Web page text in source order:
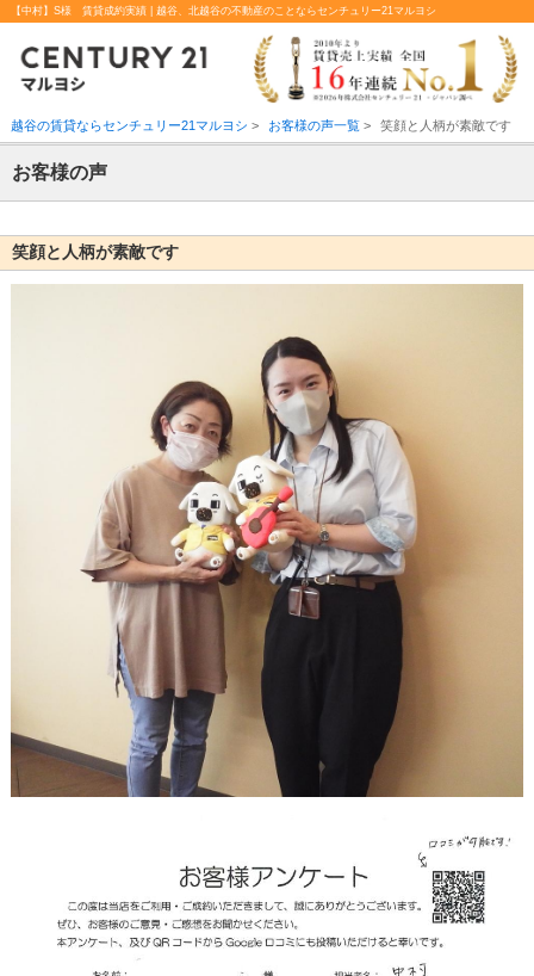
【中村】S様 賃貸成約実績 | 越谷、北越谷の不動産のことならセンチュリー21マルヨシ
越谷の賃貸ならセンチュリー21マルヨシ > お客様の声一覧> 笑顔と人柄が素敵です
お客様の声
笑顔と人柄が素敵です